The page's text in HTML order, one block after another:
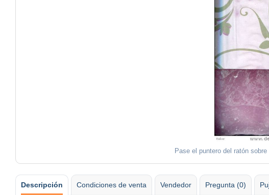
Pase el puntero del ratón
Descripción Condiciones de venta Vendedor Pregunta (0)